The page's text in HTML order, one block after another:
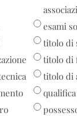
esami
titolo di
titolo di
titolo di